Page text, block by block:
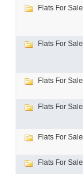
Flats For Sale
Flats For Sale
Flats For Sale
Flats For Sale
Flats For Sale
Flats For Sale